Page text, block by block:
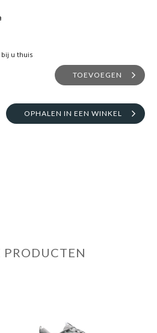
u thuis
TOEVOEGEN
OPHALEN IN EEN WINKEL